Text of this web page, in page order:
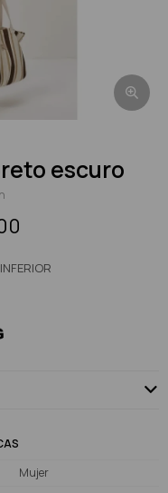
escuro
Mujer